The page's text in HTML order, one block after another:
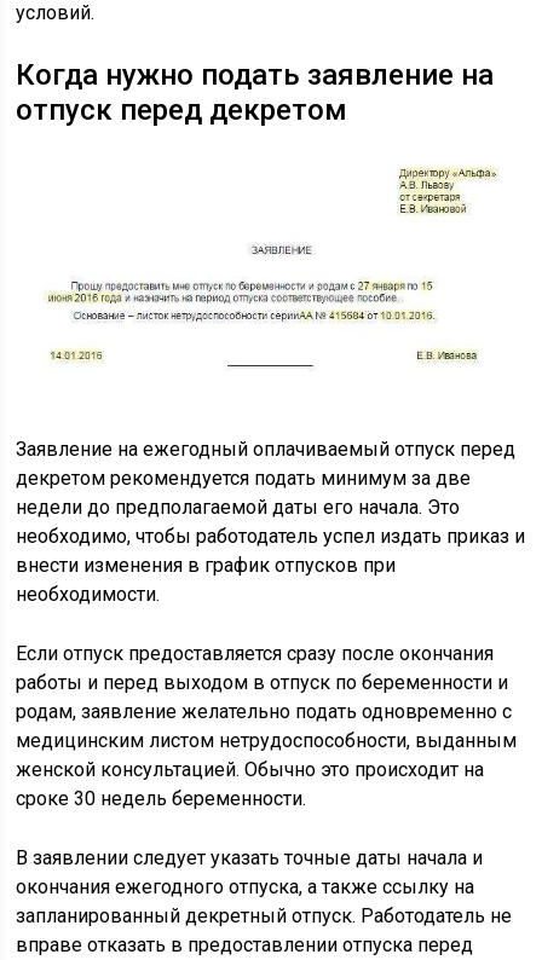
условий.
Когда нужно подать заявление на
отпуск перед декретом
Заявление на ежегодный оплачиваемый отпуск перед
декретом рекомендуется подать минимум за две
недели до предполагаемой даты его начала. Это
необходимо, чтобы работодатель успел издать приказ и
внести изменения в график отпусков при
необходимости.
Если отпуск предоставляется сразу после окончания
работы и перед выходом в отпуск по беременности и
родам, заявление желательно подать одновременно с
медицинским листом нетрудоспособности, выданным
женской консультацией. Обычно это происходит на
сроке 30 недель беременности.
В заявлении следует указать точные даты начала и
окончания ежегодного отпуска, а также ссылку на
запланированный декретный отпуск. Работодатель не
вправе отказать в предоставлении отпуска перед